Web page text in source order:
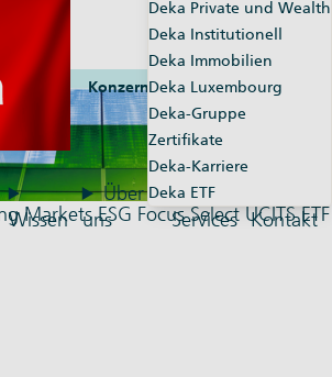
Konzernseiten
Deka Private und Wealth
Deka Institutionell
Deka Immobilien
Deka Luxembourg
Deka-Gruppe
Zertifikate
Deka-Karriere
Deka ETF
Market-Maker
Wissen
Über
uns
Services Kontakt
Markets ESG Focus Select UCITS ETF